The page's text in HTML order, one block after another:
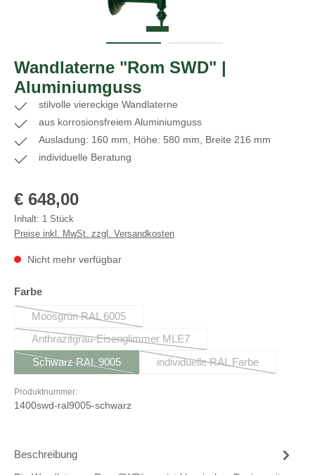
Wandlaterne "Rom SWD" |
Aluminiumguss
stilvolle viereckige Wandlaterne
aus korrosionsfreiem Aluminiumguss
Ausladung: 160 mm, Höhe: 580 mm, Breite 216 mm
individuelle Beratung
Regulärer Preis:
€ 648,00
Inhalt: 1 Stück
Preise inkl. MwSt. zzgl. Versandkosten
Nicht mehr verfügbar
Farbeauswählen
Moosgrün RAL 6005
(Diese Option ist zurzeit nicht verfügbar.)
Anthrazitgrau-Eisenglimmer MLE7
(Diese Option ist zurzeit nicht verfügbar.)
Schwarz RAL 9005
(Diese Option ist zurzeit nicht verfügbar.)
individuelle RAL Farbe
(Diese Option ist zurzeit
Produktnummer:
1400swd-ral9005-schwarz
Beschreibung